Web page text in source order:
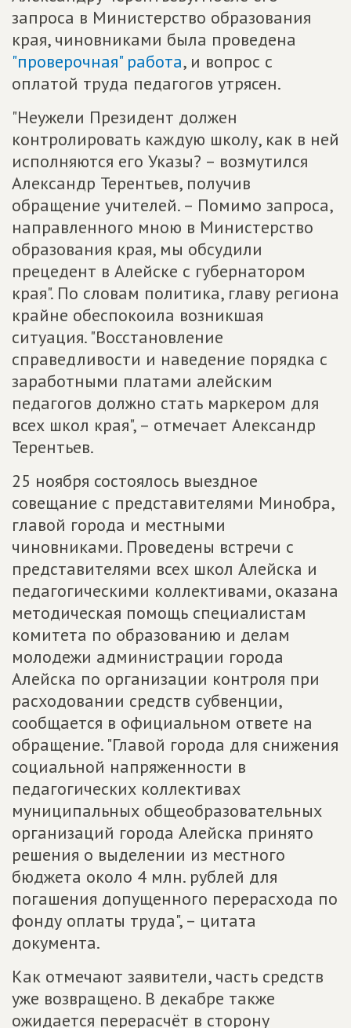
запроса в Министерство образования
края, чиновниками была проведена
"проверочная" работа, и вопрос с
оплатой труда педагогов утрясен.
"Неужели Президент должен
контролировать каждую школу, как в ней
исполняются его Указы? – возмутился
Александр Терентьев, получив
обращение учителей. – Помимо запроса,
направленного мною в Министерство
образования края, мы обсудили
прецедент в Алейске с губернатором
края". По словам политика, главу региона
крайне обеспокоила возникшая
ситуация. "Восстановление
справедливости и наведение порядка с
заработными платами алейским
педагогов должно стать маркером для
всех школ края", – отмечает Александр
Терентьев.
25 ноября состоялось выездное
совещание с представителями Минобра,
главой города и местными
чиновниками. Проведены встречи с
представителями всех школ Алейска и
педагогическими коллективами, оказана
методическая помощь специалистам
комитета по образованию и делам
молодежи администрации города
Алейска по организации контроля при
расходовании средств субвенции,
сообщается в официальном ответе на
обращение. "Главой города для снижения
социальной напряженности в
педагогических коллективах
муниципальных общеобразовательных
организаций города Алейска принято
решения о выделении из местного
бюджета около 4 млн. рублей для
погашения допущенного перерасхода по
фонду оплаты труда", – цитата
документа.
Как отмечают заявители, часть средств
уже возвращено. В декабре также
ожидается перерасчёт в сторону